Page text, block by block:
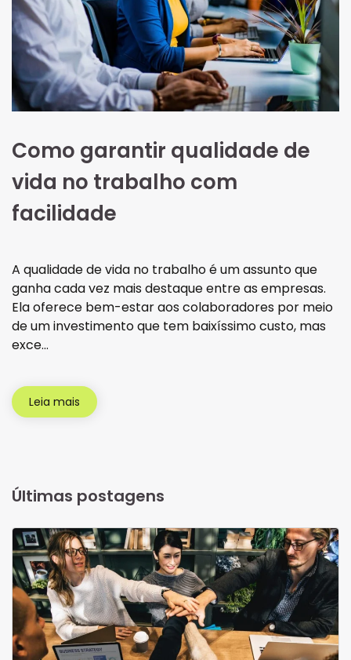
Como garantir qualidade de
vida no trabalho com
facilidade
A qualidade de vida no trabalho é um assunto que
ganha cada vez mais destaque entre as empresas.
Ela oferece bem-estar aos colaboradores por meio
de um investimento que tem baixíssimo custo, mas
exce…
Leia mais
Últimas postagens